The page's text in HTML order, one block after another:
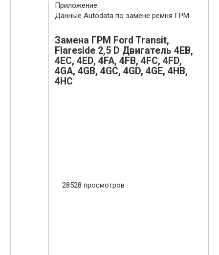
Приложение:
Данные Autodata по замене ремня ГРМ
Замена ГРМ Ford Transit,
Flareside 2,5 D Двигатель 4EB,
4EC, 4ED, 4FA, 4FB, 4FC, 4FD,
4GA, 4GB, 4GC, 4GD, 4GE, 4HB,
4HC
28528 просмотров